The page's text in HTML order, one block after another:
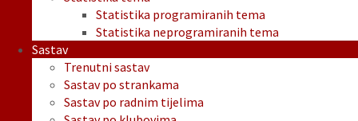
Statistika programiranih tema
Statistika neprogramiranih tema
Sastav
Trenutni sastav
Sastav po strankama
Sastav po radnim tijelima